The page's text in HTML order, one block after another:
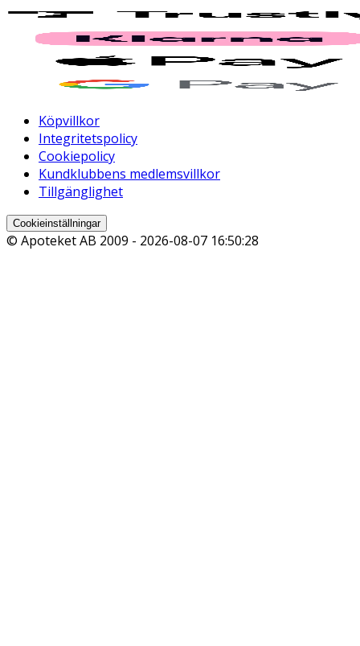
Köpvillkor
Integritetspolicy
Cookiepolicy
Kundklubbens medlemsvillkor
Tillgänglighet
Cookieinställningar
© Apoteket AB 2009 - 2026-08-07 16:50:28